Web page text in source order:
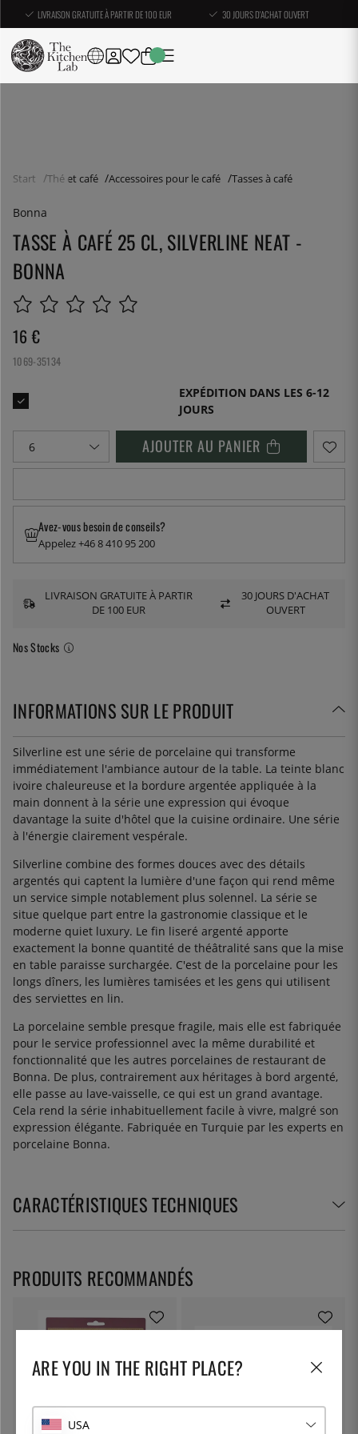
LIVRAISON GRATUITE À PARTIR DE 100 EUR 30 JOURS D'ACHAT OUVERT
Start Thé et café Accessoires pour le café Tasses à café
Bonna
TASSE À CAFÉ 25 CL, SILVERLINE NEAT -
BONNA
16 €
1069-35134
EXPÉDITION DANS LES 6-12
JOURS
AJOUTER AU PANIER
Nos Stocks
Avez-vous besoin de conseils?
Appelez +46 8 410 95 200
LIVRAISON GRATUITE À PARTIR
DE 100 EUR
30 JOURS D'ACHAT
OUVERT
INFORMATIONS SUR LE PRODUIT
Silverline est une série de porcelaine qui transforme
immédiatement l'ambiance autour de la table. La teinte blanc
ivoire chaleureuse et la bordure argentée appliquée à la
main donnent à la série une expression qui évoque
davantage la suite d'hôtel que la cuisine ordinaire. Une série
à l'énergie clairement vespérale.
Silverline combine des formes douces avec des détails
argentés qui captent la lumière d'une façon qui rend même
un service simple notablement plus solennel. La série se
situe quelque part entre la gastronomie classique et le
moderne quiet luxury. Le fin liseré argenté apporte
exactement la bonne quantité de théâtralité sans que la mise
en table paraisse surchargée. C'est de la porcelaine pour les
longs dîners, les lumières tamisées et les gens qui utilisent
des serviettes en lin.
La porcelaine semble presque fragile, mais elle est fabriquée
pour le service professionnel avec la même durabilité et
fonctionnalité que les autres porcelaines de restaurant de
Bonna. De plus, contrairement aux héritages à bord argenté,
elle passe au lave-vaisselle, ce qui est un grand avantage.
Cela rend la série inhabituellement facile à vivre, malgré son
expression élégante. Fabriquée en Turquie par les experts en
porcelaine Bonna.
CARACTÉRISTIQUES TECHNIQUES
PRODUITS RECOMMANDÉS
ARE YOU IN THE RIGHT PLACE?
USA